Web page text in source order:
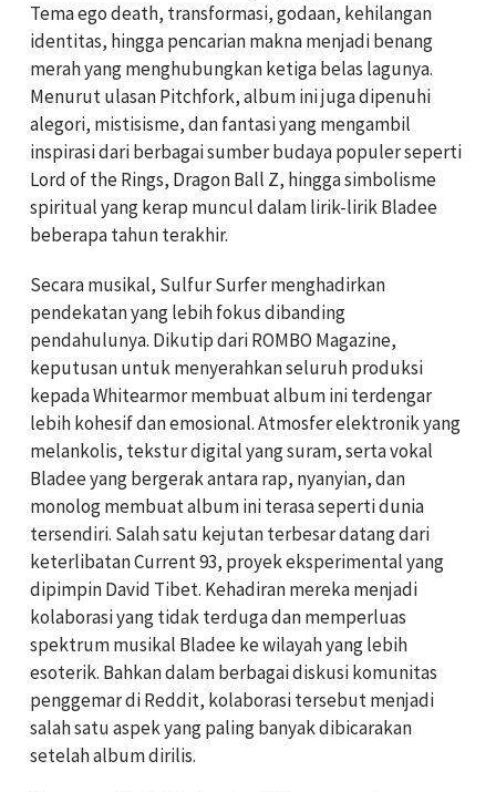
Tema ego death, transformasi, godaan, kehilangan
identitas, hingga pencarian makna menjadi benang
merah yang menghubungkan ketiga belas lagunya.
Menurut ulasan Pitchfork, album ini juga dipenuhi
alegori, mistisisme, dan fantasi yang mengambil
inspirasi dari berbagai sumber budaya populer seperti
Lord of the Rings, Dragon Ball Z, hingga simbolisme
spiritual yang kerap muncul dalam lirik-lirik Bladee
beberapa tahun terakhir.
Secara musikal, Sulfur Surfer menghadirkan
pendekatan yang lebih fokus dibanding
pendahulunya. Dikutip dari ROMBO Magazine,
keputusan untuk menyerahkan seluruh produksi
kepada Whitearmor membuat album ini terdengar
lebih kohesif dan emosional. Atmosfer elektronik yang
melankolis, tekstur digital yang suram, serta vokal
Bladee yang bergerak antara rap, nyanyian, dan
monolog membuat album ini terasa seperti dunia
tersendiri. Salah satu kejutan terbesar datang dari
keterlibatanCurrent 93, proyek eksperimental yang
dipimpin David Tibet. Kehadiran mereka menjadi
kolaborasi yang tidak terduga dan memperluas
spektrum musikal Bladee ke wilayah yang lebih
esoterik. Bahkan dalam berbagai diskusi komunitas
penggemar di Reddit, kolaborasi tersebut menjadi
salah satu aspek yang paling banyak dibicarakan
setelah album dirilis.